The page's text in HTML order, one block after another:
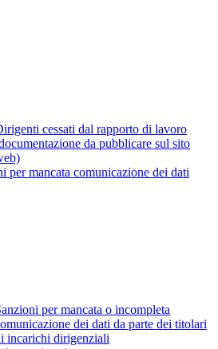
cessati dal rapporto di lavoro
da pubblicare sul sito
per mancata comunicazione dei dati
per mancata o incompleta
dei dati da parte dei titolari
incarichi dirigenziali